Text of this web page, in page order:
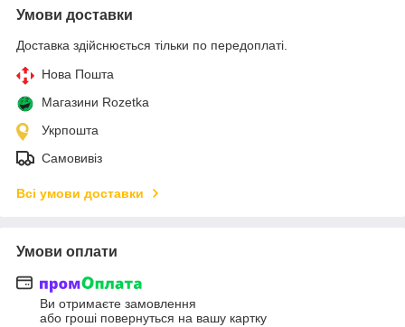
Умови доставки
Доставка здійснюється тільки по передоплаті.
Нова Пошта
Магазини Rozetka
Укрпошта
Самовивіз
Всі умови доставки
Умови оплати
Ви отримаєте замовлення
або гроші повернуться на вашу картку